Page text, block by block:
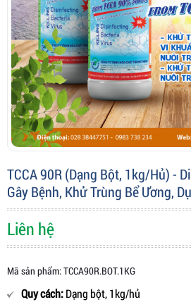
TCCA 90R (Dạng Bột, 1kg/hủ) -
Gây Bệnh, Khử Trùng Bể Ương,
Liên hệ
Mã sản phẩm: TCCA90R.BOT.1KG
Quy cách:Dạng bột, 1kg/hủ